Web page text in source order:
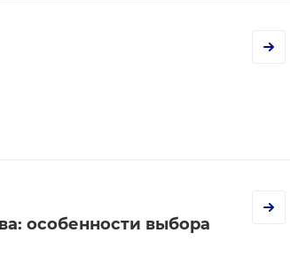
особенности выбора